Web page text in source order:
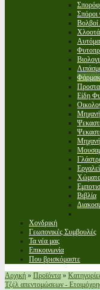
Είδη
Βιβλία
Χονδρική
Γεωπονικές Συμβουλές
Τα νέα μας
Επικοινωνία
Που βρισκόμαστε
Αρχική » Προϊόντα »
Τζέλ απεντομώσεων -